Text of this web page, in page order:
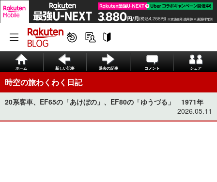
ホーム 新しい記事 過去の記事 コメント シェア
時空の旅わくわく日記
20系客車、EF65の「あけぼの」、EF80の「ゆうづる」 1971年
2026.05.11